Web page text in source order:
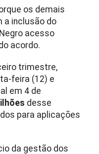
os demais
a inclusão do
acesso
acordo.
trimestre,
feira (12) e
em 4 de
desse
para aplicações
da gestão dos